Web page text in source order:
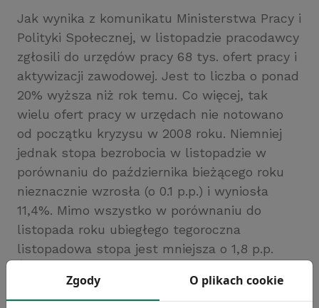
Jak wynika z komunikatu Ministerstwa Pracy i
Polityki Społecznej, w listopadzie pracodawcy
zgłosili do urzędów pracy 68 tys. ofert pracy i
aktywizacji zawodowej. Jest to liczba o ponad
20% wyższa niż rok temu. Co więcej, tak
wielu ofert pracy w urzędach nie notowano
od początku kryzysu w 2008 roku. Niemniej
jednak stopa bezrobocia w listopadzie w
porównaniu do października bieżącego roku
nieznacznie wzrosła (o 0.1 p.p.) i wyniosła
11,4%. Mimo wszystko w porównaniu do
listopada roku ubiegłego tegoroczna
listopadowa stopa jest mniejsza o 1,8 p.p.
Chcesz wiedzieć więcej?
Zgody O plikach cookie